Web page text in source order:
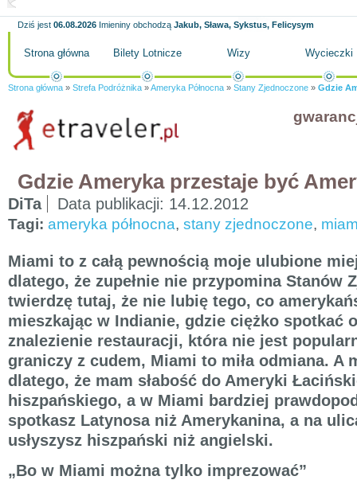
Dziś jest 06.08.2026 Imieniny obchodzą Jakub, Sława, Sykstus, Felicysym
Strona główna Bilety Lotnicze Wizy Wycieczki
Strona główna » Strefa Podróżnika »Ameryka Północna » Stany Zjednoczone » Gdzie
Gdzie Ameryka przestaje być
DiTa Data publikacji: 14.12.2012
Tagi: ameryka północna, stany zjednoczone,
Miami to z całą pewnością moje ulubione
dlatego, że zupełnie nie przypomina Stanów
twierdzę tutaj, że nie lubię tego, co
mieszkając w Indianie, gdzie ciężko spotkać
znalezienie restauracji, która nie jest
graniczy z cudem, Miami to miła odmiana. A
dlatego, że mam słabość do Ameryki
hiszpańskiego, a w Miami bardziej
spotkasz Latynosa niż Amerykanina, a na
usłyszysz hiszpański niż angielski.
„Bo w Miami można tylko imprezować”